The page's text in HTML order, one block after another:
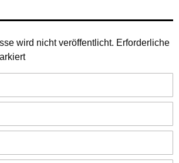
wird nicht veröffentlicht. Erforderliche